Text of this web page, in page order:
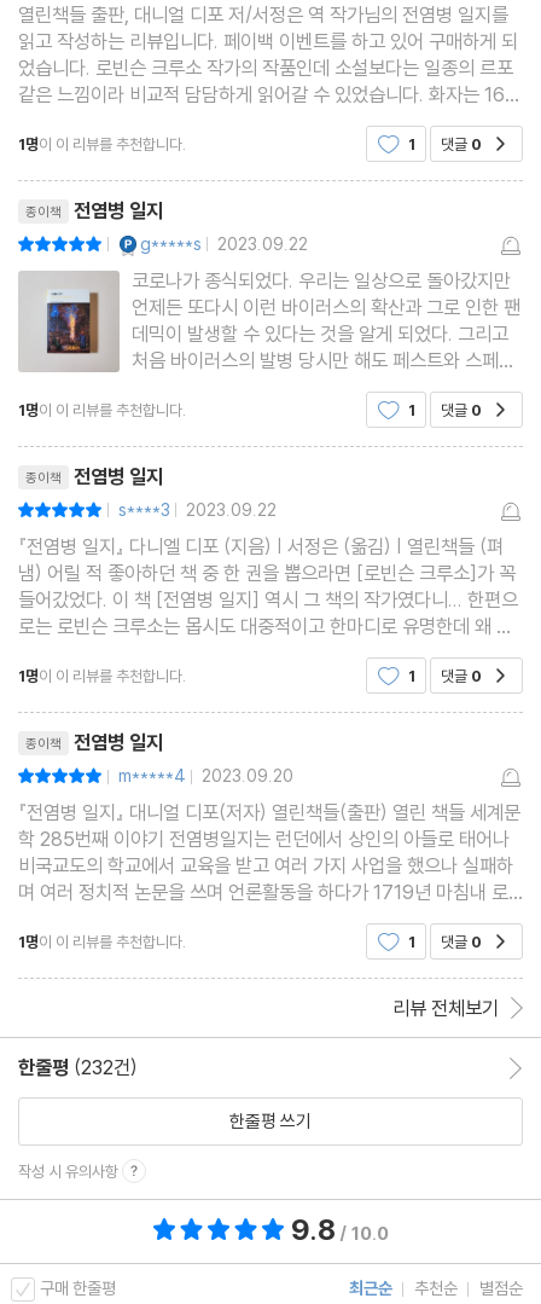
열린책들 출판, 대니얼 디포 저/서정은 역 작가님의 전염병 일지를
읽고 작성하는 리뷰입니다. 페이백 이벤트를 하고 있어 구매하게 되
었습니다. 로빈슨 크루소 작가의 작품인데 소설보다는 일종의 르포
같은 느낌이라 비교적 담담하게 읽어갈 수 있었습니다. 화자는 166
5년 페스트가 유행하던 시기의 평범한 런던 시민으로 사회 전체를
조망하며 어떻게 위기를 극복해야 하는지를 설명합
1명이 이 리뷰를 추천합니다. 1 댓글 0
종이책 전염병 일지
| g*****s | 2023.09.22
코로나가 종식되었다. 우리는 일상으로 돌아갔지만
언제든 또다시 이런 바이러스의 확산과 그로 인한 팬
데믹이 발생할 수 있다는 것을 알게 되었다. 그리고
처음 바이러스의 발병 당시만 해도 페스트와 스페인
독감이 화제가 되었던 것도 어떻게 보면 그 증상이나
상황이 비슷해서였을 것이다. 그 어느 때보다 활발
떠올리며
1명이 이 리뷰를 추천합니다. 1 댓글 0
종이책 전염병 일지
| s****3 | 2023.09.22
『전염병 일지』 다니엘 디포 (지음) | 서정은 (옮김) | 열린책들 (펴
냄) 어릴 적 좋아하던 책 중 한 권을 뽑으라면 [로빈슨 크루소]가 꼭
들어갔었다. 이 책 [전염병 일지] 역시 그 책의 작가였다니... 한편으
로는 로빈슨 크루소는 몹시도 대중적이고 한마디로 유명한데 왜 같
은 작가의 이 책은 비교적 주목받지 못했을까? 하는 생각이 들었다.
작가 대니얼 디포는 지금식
1명이 이 리뷰를 추천합니다. 1 댓글 0
종이책 전염병 일지
| m*****4 | 2023.09.20
『전염병 일지』 대니얼 디포(저자) 열린책들(출판) 열린 책들 세계문
학 285번째 이야기 전염병일지는 런던에서 상인의 아들로 태어나
비국교도의 학교에서 교육을 받고 여러 가지 사업을 했으나 실패하
며 여러 정치적 논문을 쓰며 언론활동을 하다가 1719년 마침내 로
빈슨 크루소를 발표하며 명성을 얻은 작가 대니얼 디포의 작품입니
다. 대한민국뿐만 아니라 전 세계가 코
1명이 이 리뷰를 추천합니다. 1 댓글 0
리뷰 전체보기
한줄평 (232건)
한줄평 쓰기
작성 시 유의사항
9.8 / 10.0
구매 한줄평 최근순 추천순 별점순